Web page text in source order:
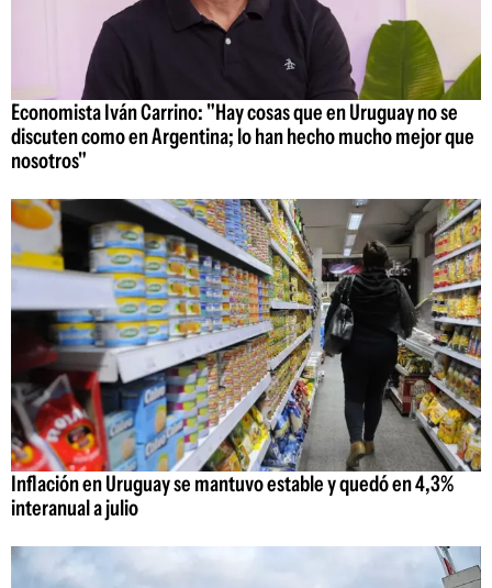
Economista Iván Carrino: "Hay cosas que en Uruguay no se
discuten como en Argentina; lo han hecho mucho mejor que
nosotros"
Inflación en Uruguay se mantuvo estable y quedó en 4,3%
interanual a julio